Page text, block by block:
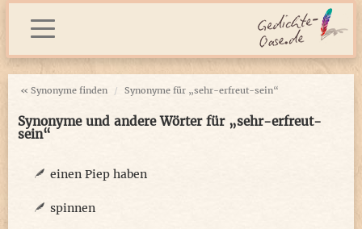
« Synonyme finden Synonyme für „sehr-erfreut-sein“
Synonyme und andere Wörter für „sehr-erfreut-
sein“
einen Piep haben
spinnen